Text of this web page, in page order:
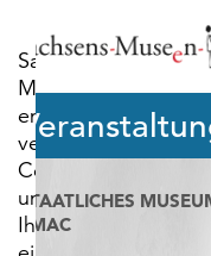
Sachsens-
Museen-
entdecken.de
verwendet
Cookies,
um
Ihnen
STAATLICHES
SMAC